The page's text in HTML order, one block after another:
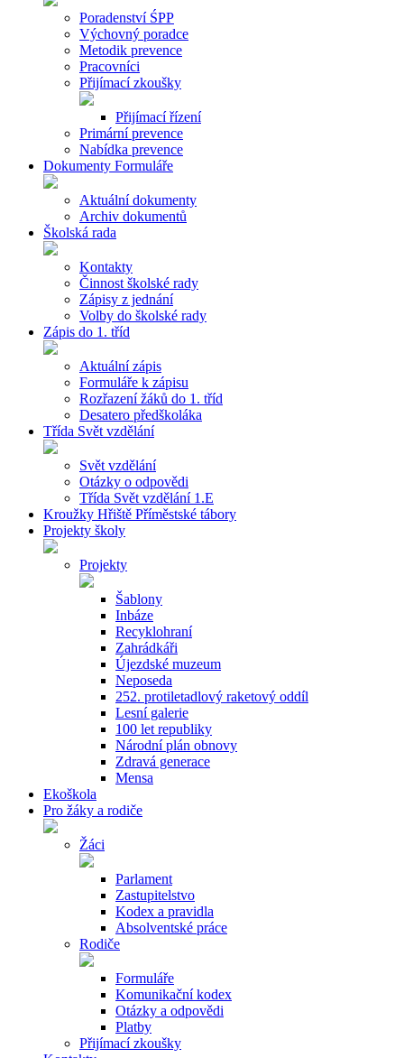
Poradenství ŚPP
Výchovný poradce
Metodik prevence
Pracovníci
Přijímací zkoušky
Přijímací řízení
Primární prevence
Nabídka prevence
Dokumenty Formuláře
Aktuální dokumenty
Archiv dokumentů
Školská rada
Kontakty
Činnost školské rady
Zápisy z jednání
Volby do školské rady
Zápis do 1. tříd
Aktuální zápis
Formuláře k zápisu
Rozřazení žáků do 1. tříd
Desatero předškoláka
Třída Svět vzdělání
Svět vzdělání
Otázky o odpovědi
Třída Svět vzdělání 1.E
Kroužky Hřiště Příměstské tábory
Projekty školy
Projekty
Šablony
Inbáze
Recyklohraní
Zahrádkáři
Újezdské muzeum
Neposeda
252. protiletadlový raketový oddíl
Lesní galerie
100 let republiky
Národní plán obnovy
Zdravá generace
Mensa
Ekoškola
Pro žáky a rodiče
Žáci
Parlament
Zastupitelstvo
Kodex a pravidla
Absolventské práce
Rodiče
Formuláře
Komunikační kodex
Otázky a odpovědi
Platby
Přijímací zkoušky